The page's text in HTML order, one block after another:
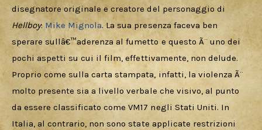
disegnatore originale e creatore del personaggio di
Hellboy: Mike Mignola. La sua presenza faceva ben
sperare sullâ€™aderenza al fumetto e questo Ã¨ uno dei
pochi aspetti su cui il film, effettivamente, non delude.
Proprio come sulla carta stampata, infatti, la violenza Ã¨
molto presente sia a livello verbale che visivo, al punto
da essere classificato come VM17 negli Stati Uniti. In
Italia, al contrario, non sono state applicate restrizioni